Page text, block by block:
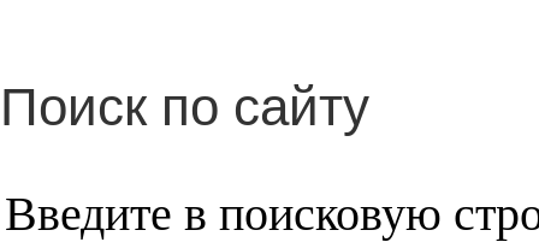
Поиск по сайту
Введите в поисковую